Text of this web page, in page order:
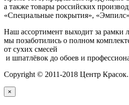
а также товары российских
«Специальные покрытия»,
Наш ассортимент выходит за рамки
мы позаботились о полном
от сухих смесей
и шпатлёвок до обоев и
Copyright © 2011-2018 Центр
×